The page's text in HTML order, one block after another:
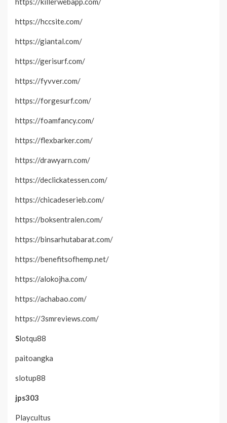
https://hccsite.com/
https://giantal.com/
https://gerisurf.com/
https://fyvver.com/
https://forgesurf.com/
https://foamfancy.com/
https://flexbarker.com/
https://drawyarn.com/
https://declickatessen.com/
https://chicadeserieb.com/
https://boksentralen.com/
https://binsarhutabarat.com/
https://benefitsofhemp.net/
https://alokojha.com/
https://achabao.com/
https://3smreviews.com/
Slotqu88
paitoangka
slotup88
jps303
Playcultus